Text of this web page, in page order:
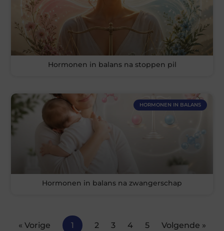
Hormonen in balans na stoppen pil
HORMONEN IN BALANS
Hormonen in balans na zwangerschap
« Vorige 1 2 3 4 5 Volgende »